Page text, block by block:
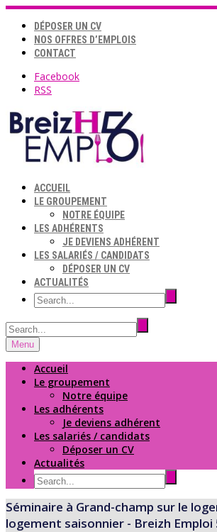
DÉPOSER UN CV
NOS OFFRES D’EMPLOIS
CONTACT
Facebook
RSS
ACCUEIL
LE GROUPEMENT
NOTRE ÉQUIPE
LES ADHÉRENTS
JE DEVIENS ADHÉRENT
LES SALARIÉS / CANDIDATS
DÉPOSER UN CV
ACTUALITÉS
Menu
Accueil
Le groupement
Notre équipe
Les adhérents
Je deviens adhérent
Les salariés / candidats
Déposer un CV
Actualités
Séminaire à Grand-champ sur le
logement saisonnier - Breizh Emploi